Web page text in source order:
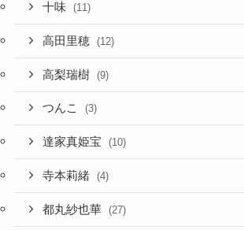
十味 (11)
高田里穂 (12)
高梨瑞樹 (9)
つんこ (3)
達家真姫宝 (10)
寺本莉緒 (4)
都丸紗也華 (27)